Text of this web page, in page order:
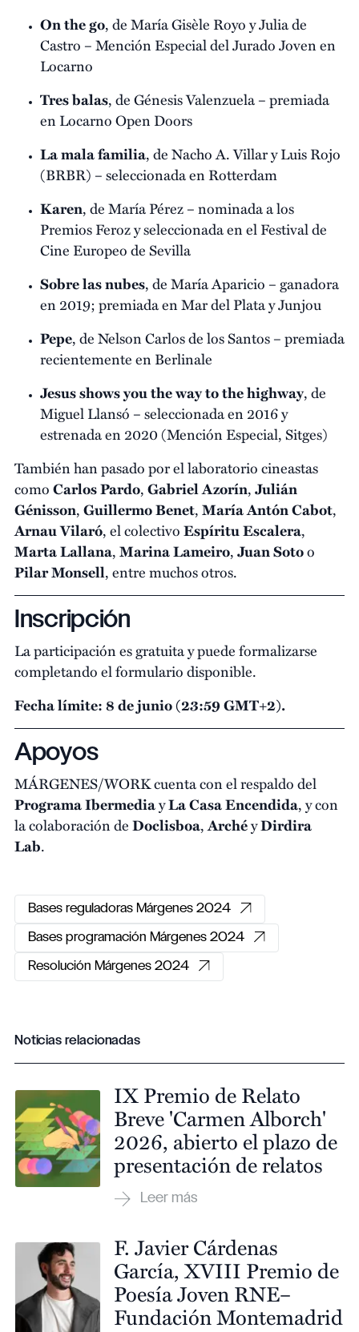
On the go, de María Gisèle Royo y Julia de
Castro – Mención Especial del Jurado Joven en
Locarno
Tres balas, de Génesis Valenzuela – premiada
en Locarno Open Doors
La mala familia, de Nacho A. Villar y Luis Rojo
(BRBR) – seleccionada en Rotterdam
Karen, de María Pérez – nominada a los
Premios Feroz y seleccionada en el Festival de
Cine Europeo de Sevilla
Sobre las nubes, de María Aparicio – ganadora
en 2019; premiada en Mar del Plata y Junjou
Pepe, de Nelson Carlos de los Santos – premiada
recientemente en Berlinale
Jesus shows you the way to the highway, de
Miguel Llansó – seleccionada en 2016 y
estrenada en 2020 (Mención Especial, Sitges)
También han pasado por el laboratorio cineastas
comoCarlos Pardo,Gabriel Azorín,Julián
Génisson,Guillermo Benet,María Antón Cabot,
Arnau Vilaró, el colectivoEspíritu Escalera,
Marta Lallana,Marina Lameiro,Juan Sotoo
Pilar Monsell, entre muchos otros.
Inscripción
La participación es gratuita y puede formalizarse
completando el formulario disponible.
Fecha límite: 8 de junio (23:59 GMT+2).
Apoyos
MÁRGENES/WORK cuenta con el respaldo del
Programa IbermediayLa Casa Encendida, y con
la colaboración deDoclisboa,ArchéyDirdira
Lab.
Bases reguladoras Márgenes 2024
Bases programación Márgenes 2024
Resolución Márgenes 2024
Noticias relacionadas
IX Premio de Relato
Breve 'Carmen Alborch'
2026, abierto el plazo de
presentación de relatos
F. Javier Cárdenas
García, XVIII Premio de
Poesía Joven RNE–
Fundación Montemadrid